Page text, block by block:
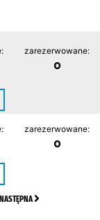
zarezerwowane:
0
zarezerwowane:
0
NASTĘPNA